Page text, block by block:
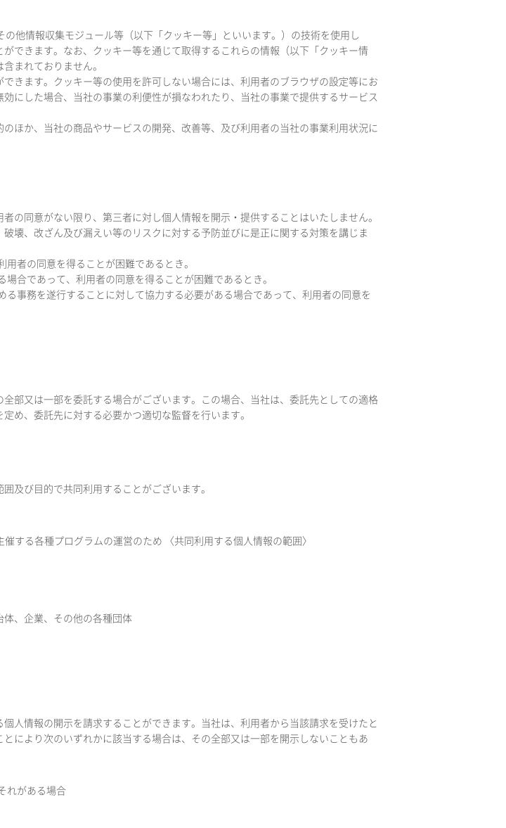
他情報収集モジュール等（以下「クッキー等」といいます。）の技術を使用し
できます。なお、クッキー等を通じて取得するこれらの情報（以下「クッキー情
まれておりません。
きます。クッキー等の使用を許可しない場合には、利用者のブラウザの設定等にお
にした場合、当社の事業の利便性が損なわれたり、当社の事業で提供するサービス
ほか、当社の商品やサービスの開発、改善等、及び利用者の当社の事業利用状況に
の同意がない限り、第三者に対し個人情報を開示・提供することはいたしません。
壊、改ざん及び漏えい等のリスクに対する予防並びに是正に関する対策を講じま
者の同意を得ることが困難であるとき。
合であって、利用者の同意を得ることが困難であるとき。
事務を遂行することに対して協力する必要がある場合であって、利用者の同意を
部又は一部を委託する場合がございます。この場合、当社は、委託先としての適格
め、委託先に対する必要かつ適切な監督を行います。
及び目的で共同利用することがございます。
催する各種プログラムの運営のため 〈共同利用する個人情報の範囲〉
体、企業、その他の各種団体
人情報の開示を請求することができます。当社は、利用者から当該請求を受けたと
により次のいずれかに該当する場合は、その全部又は一部を開示しないこともあ
れがある場合